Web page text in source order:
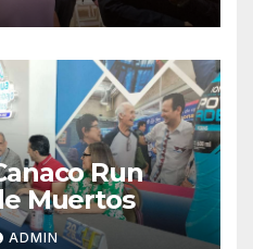
Run
Muertos
ADMIN